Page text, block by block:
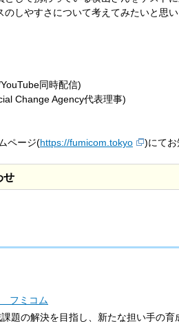
しやすさについて考えてみたいと思い
同時配信)
Change Agency代表理事)
ページ(https://fumicom.tokyo )にてお
せ
フミコム
題の解決を目指し、新たな担い手の